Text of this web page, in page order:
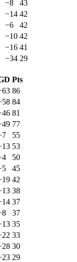
−8
43
−14 42
−6
42
−10 42
−16 41
−34 29
Pts
86
84
81
77
55
53
50
45
42
38
37
37
35
33
30
29